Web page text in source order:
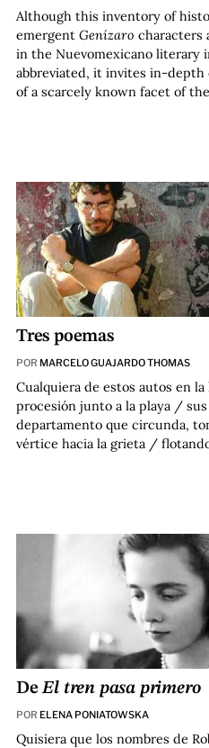
Although this inventory of
emergent Genízaro characters
in the Nuevomexicano literary
abbreviated, it invites in-
of a scarcely known facet of
Tres poemas
POR MARCELO GUAJARDO THOMAS
Cualquiera de estos autos en la
procesión junto a la playa /
departamento que circunda,
vértice hacia la grieta /
DeEl tren pasa primero
POR ELENA PONIATOWSKA
Quisiera que los nombres de